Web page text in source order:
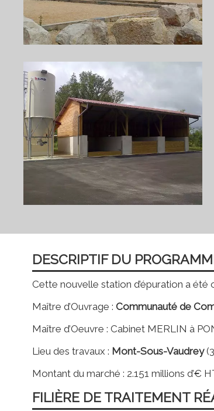
DESCRIPTIF DU
Cette nouvelle station d’épuration a été
Maître d’Ouvrage : Communauté de
Maître d’Oeuvre : Cabinet MERLIN à
Lieu des travaux : Mont-Sous-Vaudrey
Montant du marché : 2.151 millions d’€
FILIÈRE DE TRAITEMENT